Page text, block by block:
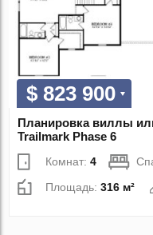
$ 823 900
Планировка виллы
Trailmark Phase 6
Комнат:4
Площадь:316 м²